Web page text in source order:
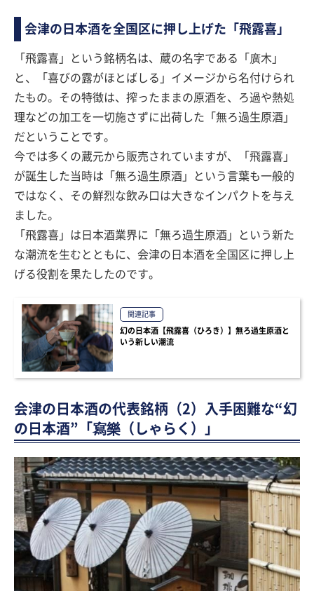
会津の日本酒を全国区に押し上げた「飛露喜」
「飛露喜」という銘柄名は、蔵の名字である「廣木」
と、「喜びの露がほとばしる」イメージから名付けられ
たもの。その特徴は、搾ったままの原酒を、ろ過や熱処
理などの加工を一切施さずに出荷した「無ろ過生原酒」
だということです。
今では多くの蔵元から販売されていますが、「飛露喜」
が誕生した当時は「無ろ過生原酒」という言葉も一般的
ではなく、その鮮烈な飲み口は大きなインパクトを与え
ました。
「飛露喜」は日本酒業界に「無ろ過生原酒」という新た
な潮流を生むとともに、会津の日本酒を全国区に押し上
げる役割を果たしたのです。
関連記事
幻の日本酒【飛露喜（ひろき）】無ろ過生原酒と
いう新しい潮流
会津の日本酒の代表銘柄（2）入手困難な“幻
の日本酒”「寫樂（しゃらく）」